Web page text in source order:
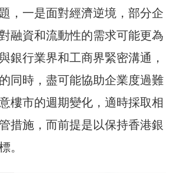
，一是面對經濟逆境，部分企
融資和流動性的需求可能更為
銀行業界和工商界緊密溝通，
同時，盡可能協助企業度過難
樓市的週期變化，適時採取相
措施，而前提是以保持香港銀
。